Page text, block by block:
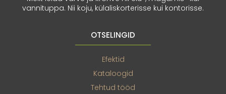
vannituppa. Nii koju, külaliskorterisse kui kontorisse.
OTSELINGID
Efektid
Kataloogid
Tehtud tööd